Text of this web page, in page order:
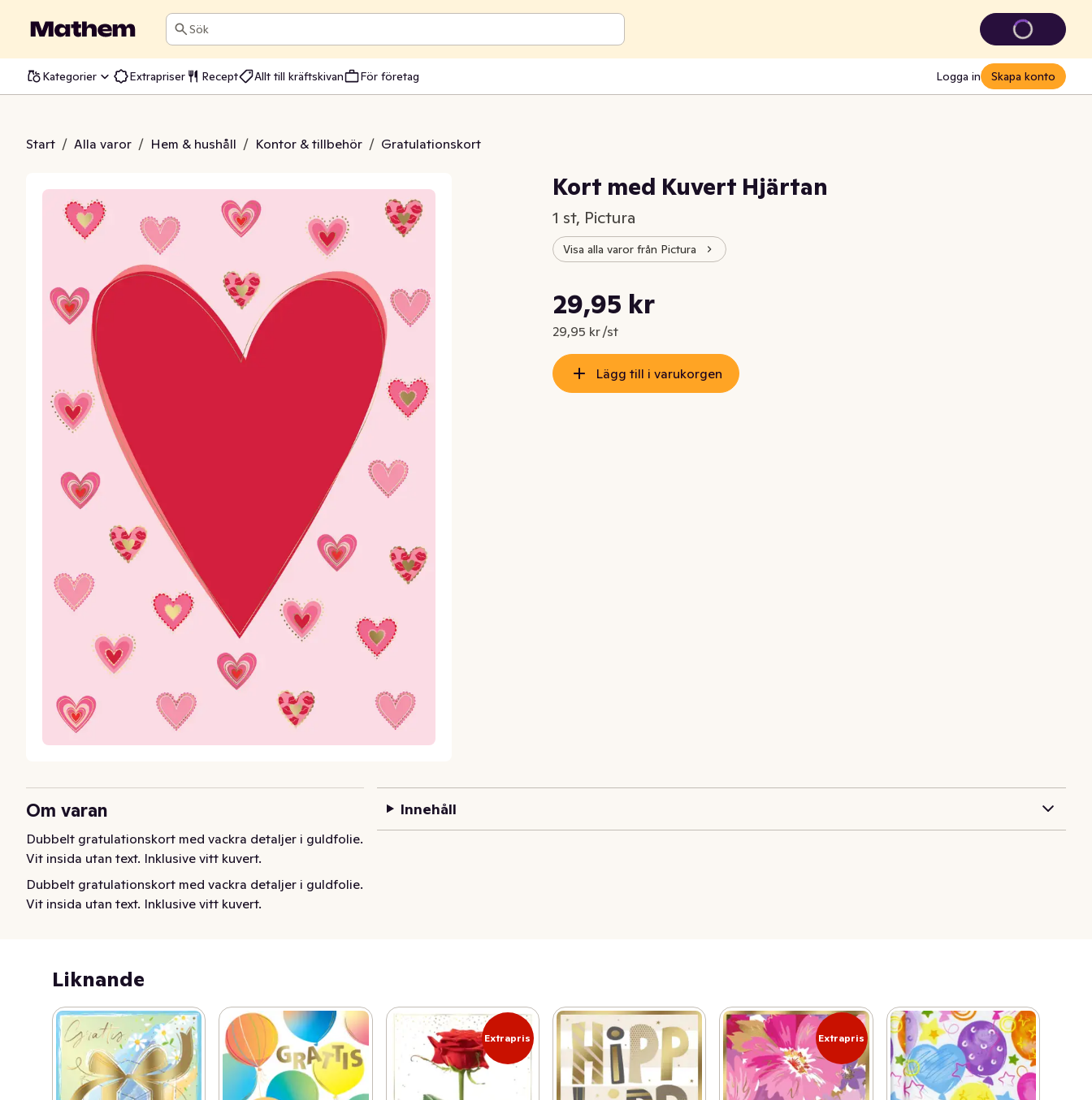
Sök
Kategorier Extrapriser Recept Allt till kräftskivan För företag Logga in Skapa konto
Start / Alla varor / Hem & hushåll / Kontor & tillbehör / Gratulationskort
Kuvert Hjärtan
Kort med Kuvert Hjärtan
1 st, Pictura
Visa alla varor från Pictura
Nuvarande pris är: 29,95 kr
29,95 kr
29,95 kr /st
Styckpris: 29,95 kr /st
Lägg till i varukorgen
Om varan
Dubbelt gratulationskort med vackra detaljer i guldfolie.
Vit insida utan text. Inklusive vitt kuvert.
Dubbelt gratulationskort med vackra detaljer i guldfolie.
Vit insida utan text. Inklusive vitt kuvert.
Innehåll
Liknande
Extrapris Extrapris